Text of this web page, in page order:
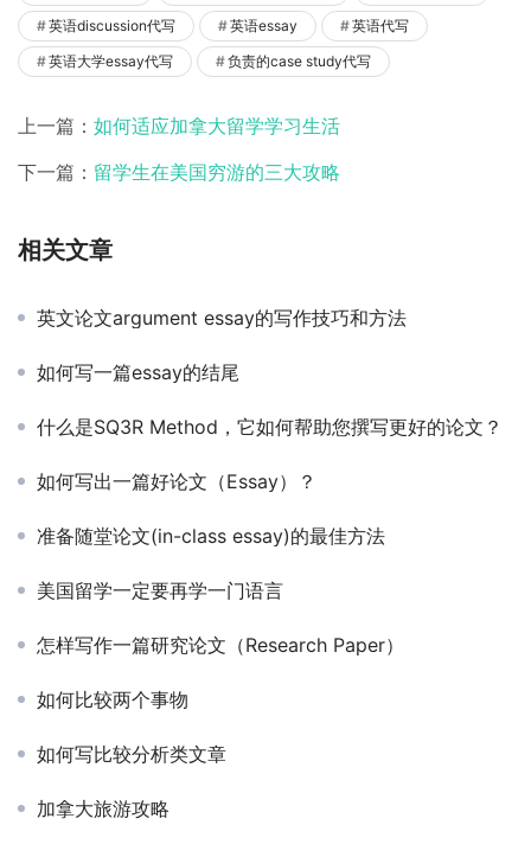
英语discussion代写
英语essay
英语代写
英语大学essay代写
负责的case study代写
上一篇： 如何适应加拿大留学学习生活
下一篇： 留学生在美国穷游的三大攻略
相关文章
英文论文argument essay的写作技巧和方法
如何写一篇essay的结尾
什么是SQ3R Method，它如何帮助您撰写更好的论文？
如何写出一篇好论文（Essay）？
准备随堂论文(in-class essay)的最佳方法
美国留学一定要再学一门语言
怎样写作一篇研究论文（Research Paper）
如何比较两个事物
如何写比较分析类文章
加拿大旅游攻略